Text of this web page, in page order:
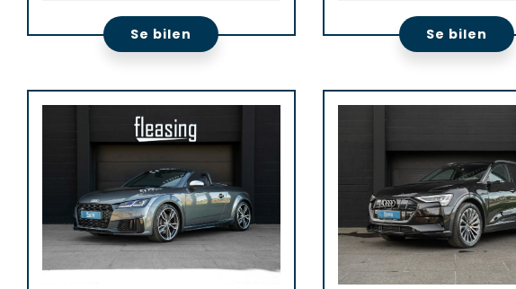
Se bilen Se bilen